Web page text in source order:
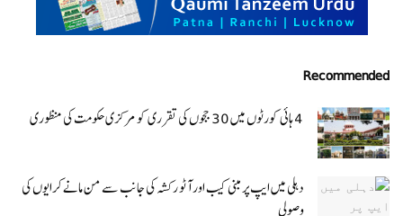
Recommended
دہلی میں ایپ پر مبنی کیب اور آٹو رکشہ کی جانب سے من مانے کرایوں کی
وصولی